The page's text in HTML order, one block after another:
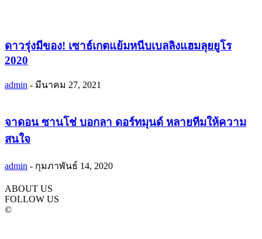
ดาวรุ่งมีของ! เซาธ์เกตแย้มหนีบเบลลิงแฮมลุยยูโร
2020
admin - มีนาคม 27, 2021
จาดอน ซานโช่ บอกลา ดอร์ทมุนด์ หลายทีมให้ความ
สนใจ
admin - กุมภาพันธ์ 14, 2020
ABOUT US
FOLLOW US
©